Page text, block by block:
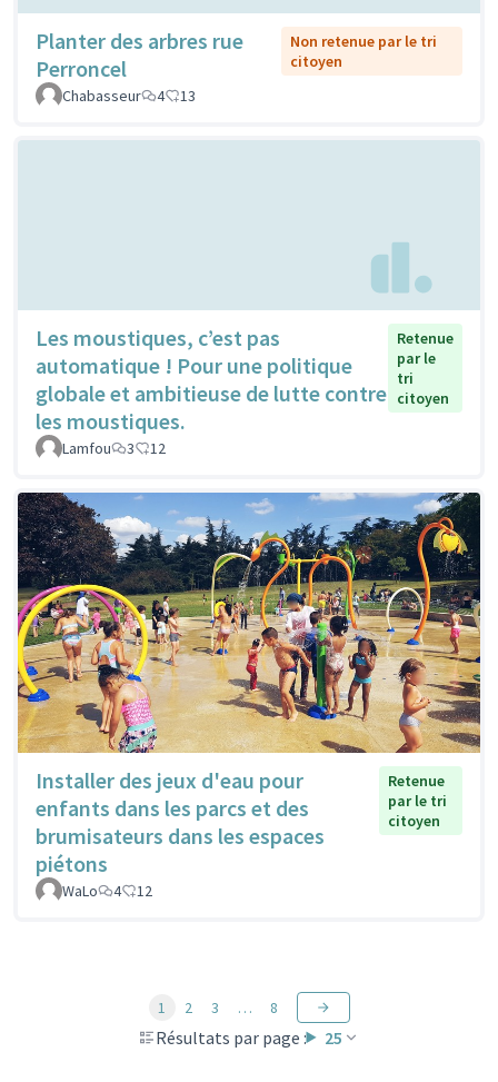
Planter des arbres rue
Perroncel
Non retenue par le tri
citoyen
Chabasseur
4 13
Les moustiques, c’est pas
automatique ! Pour une politique
globale et ambitieuse de lutte contre
les moustiques.
Retenue
par le
tri
citoyen
Lamfou 3 12
Installer des jeux d'eau pour
enfants dans les parcs et des
brumisateurs dans les espaces
piétons
Retenue
par le tri
citoyen
WaLo 4 12
Résultats par page : 25
1 2 3 … 8